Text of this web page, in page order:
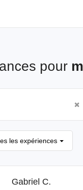
pour
les expériences
Gabriel C.